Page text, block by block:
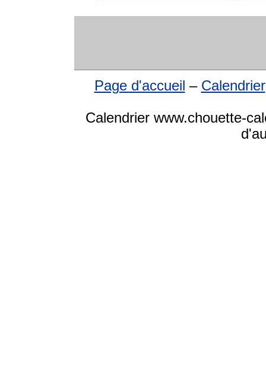
Page d'accueil – Calendrier
Calendrier www.chouette-